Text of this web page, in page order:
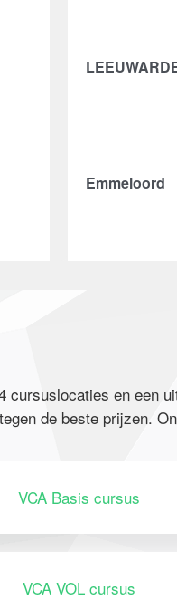
Emmeloord
cursuslocaties en een
de beste prijzen.
VCA Basis cursus
VCA VOL cursus